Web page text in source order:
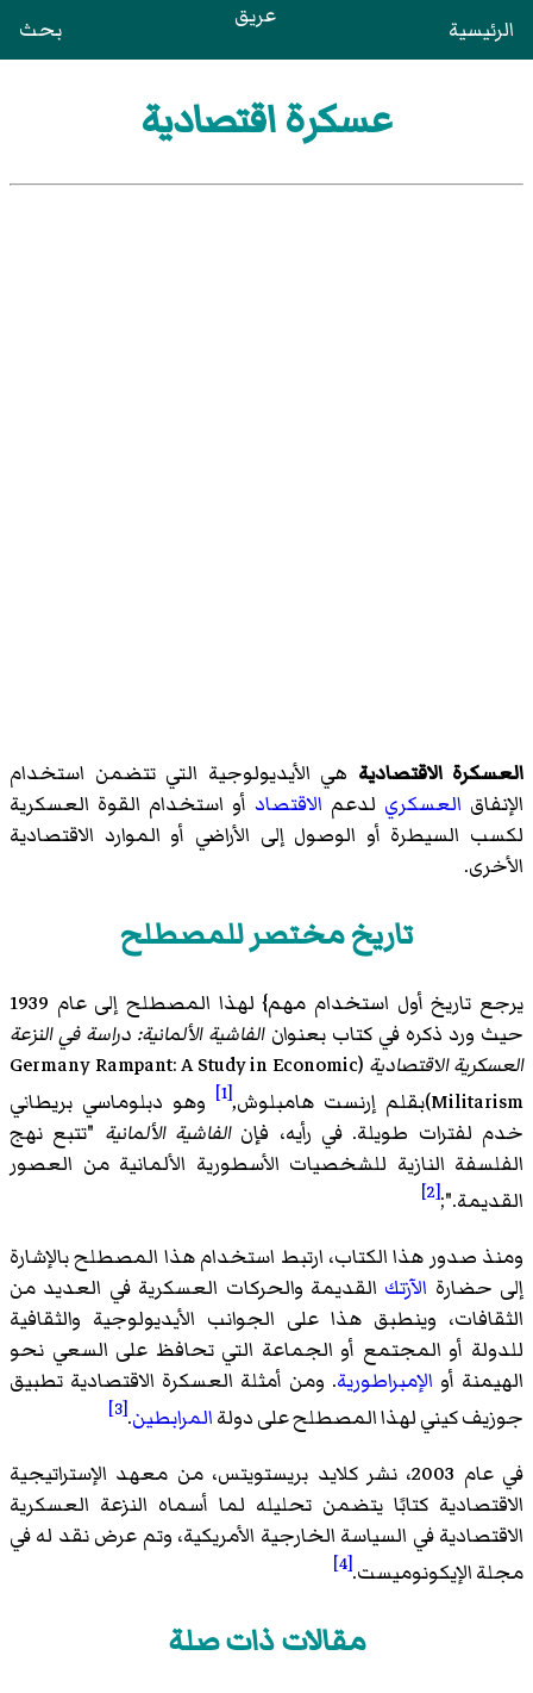
الرئيسية عريق بحث
عسكرة اقتصادية
العسكرة الاقتصادية هي الأيديولوجية التي تتضمن استخدام
الإنفاق العسكري لدعم الاقتصاد أو استخدام القوة العسكرية
لكسب السيطرة أو الوصول إلى الأراضي أو الموارد الاقتصادية
الأخرى.
تاريخ مختصر للمصطلح
يرجع تاريخ أول استخدام مهم} لهذا المصطلح إلى عام 1939
حيث ورد ذكره في كتاب بعنوانالفاشية الألمانية: دراسة في النزعة
العسكرية الاقتصادية (Germany Rampant: A Study in Economic
Militarism)بقلم إرنست هامبلوش,
[1]
وهو دبلوماسي بريطاني
خدم لفترات طويلة. في رأيه، فإنالفاشية الألمانية "تتبع نهج
الفلسفة النازية للشخصيات الأسطورية الألمانية من العصور
القديمة.";[2]
ومنذ صدور هذا الكتاب، ارتبط استخدام هذا المصطلح بالإشارة
إلى حضارة الآزتك القديمة والحركات العسكرية في العديد من
الثقافات، وينطبق هذا على الجوانب الأيديولوجية والثقافية
للدولة أو المجتمع أو الجماعة التي تحافظ على السعي نحو
الهيمنة أو الإمبراطورية. ومن أمثلة العسكرة الاقتصادية تطبيق
جوزيف كيني لهذا المصطلح على دولةالمرابطين.
[3]
في عام 2003، نشر كلايد بريستويتس، من معهد الإستراتيجية
الاقتصادية كتابًا يتضمن تحليله لما أسماه النزعة العسكرية
الاقتصادية في السياسة الخارجية الأمريكية، وتم عرض نقد له في
مجلة الإيكونوميست.[4]
مقالات ذات صلة